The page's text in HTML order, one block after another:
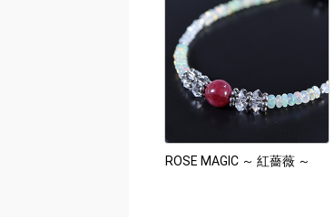
ROSE MAGIC ～ 紅薔薇 ～